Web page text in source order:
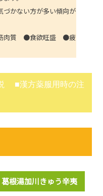
づかない方が多い傾向が
肉質 ●食欲旺盛 ●疲
■漢方薬服用時の注
葛根湯加川きゅう辛夷